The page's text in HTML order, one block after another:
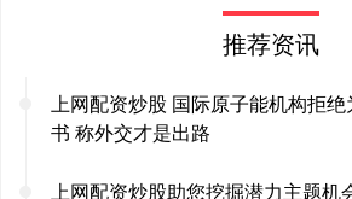
推荐资讯
上网配资炒股 国际原子能机构拒
书 称外交才是出路
上网配资炒股助您挖掘潜力主